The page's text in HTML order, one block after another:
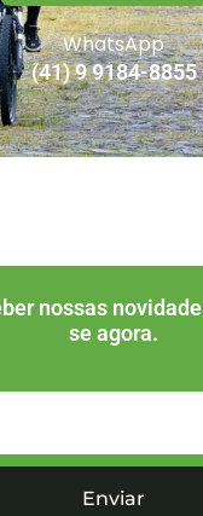
WhatsApp
(41) 9 9184-8855
nossas
se agora.
Enviar